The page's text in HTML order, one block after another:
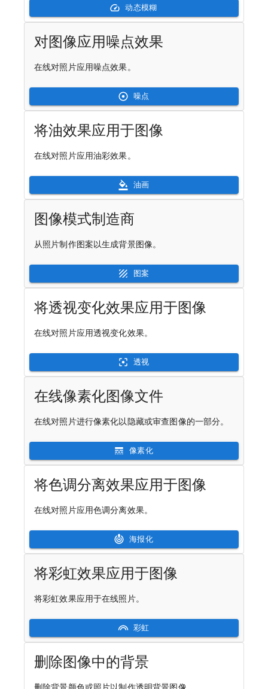
动态模糊
对图像应用噪点效果
在线对照片应用噪点效果。
噪点
将油效果应用于图像
在线对照片应用油彩效果。
油画
图像模式制造商
从照片制作图案以生成背景图像。
图案
将透视变化效果应用于图像
在线对照片应用透视变化效果。
透视
在线像素化图像文件
在线对照片进行像素化以隐藏或审查图像的一部分。
像素化
将色调分离效果应用于图像
在线对照片应用色调分离效果。
海报化
将彩虹效果应用于图像
将彩虹效果应用于在线照片。
彩虹
删除图像中的背景